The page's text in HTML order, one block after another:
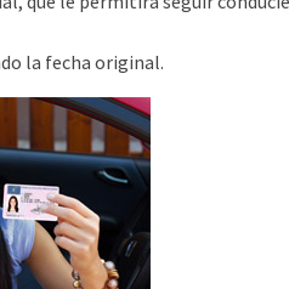
la fecha original.